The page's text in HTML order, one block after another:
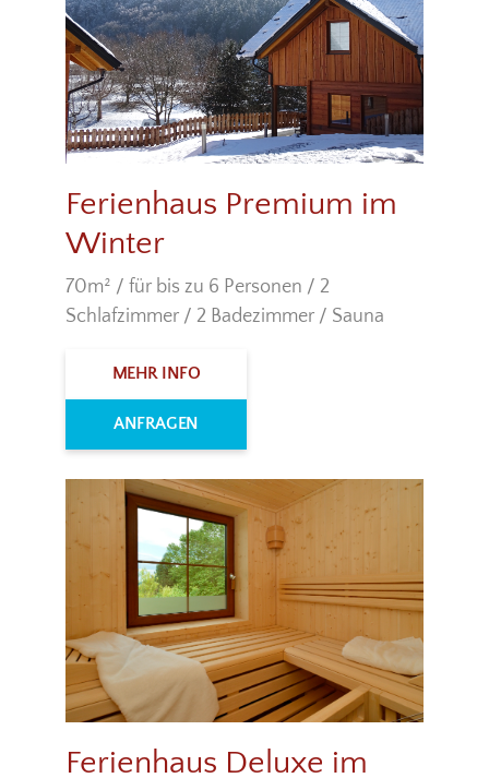
Ferienhaus Premium im
Winter
70m² / für bis zu 6 Personen / 2
Schlafzimmer / 2 Badezimmer / Sauna
MEHR INFO
ANFRAGEN
Ferienhaus Deluxe im